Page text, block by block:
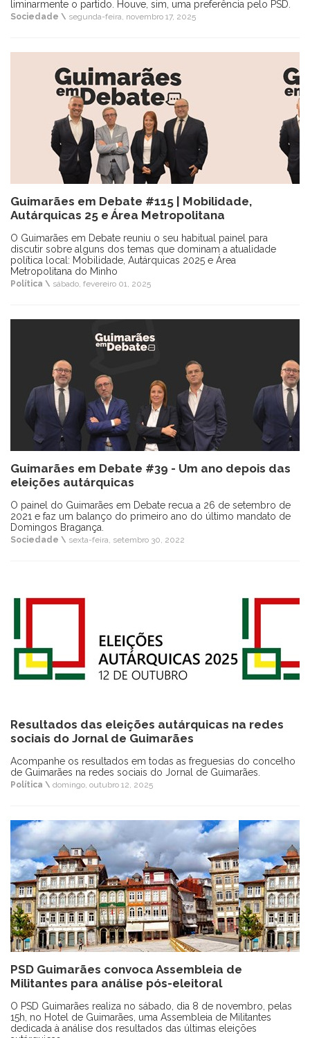
liminarmente o partido. Houve, sim, uma preferência pelo PSD.
Sociedade \ segunda-feira, novembro 17, 2025
Guimarães em Debate #115 | Mobilidade,
Autárquicas 25 e Área Metropolitana
O Guimarães em Debate reuniu o seu habitual painel para
discutir sobre alguns dos temas que dominam a atualidade
política local: Mobilidade, Autárquicas 2025 e Área
Metropolitana do Minho
Política \ sábado, fevereiro 01, 2025
Guimarães em Debate #39 - Um ano depois das
eleições autárquicas
O painel do Guimarães em Debate recua a 26 de setembro de
2021 e faz um balanço do primeiro ano do último mandato de
Domingos Bragança.
Sociedade \ sexta-feira, setembro 30, 2022
Resultados das eleições autárquicas na redes
sociais do Jornal de Guimarães
Acompanhe os resultados em todas as freguesias do concelho
de Guimarães na redes sociais do Jornal de Guimarães.
Política \ domingo, outubro 12, 2025
PSD Guimarães convoca Assembleia de
Militantes para análise pós-eleitoral
O PSD Guimarães realiza no sábado, dia 8 de novembro, pelas
15h, no Hotel de Guimarães, uma Assembleia de Militantes
dedicada à análise dos resultados das últimas eleições